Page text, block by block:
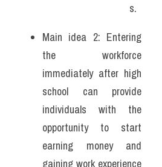
s.
Main idea 2: Entering
the workforce
immediately after high
school can provide
individuals with the
opportunity to start
earning money and
gaining work experience